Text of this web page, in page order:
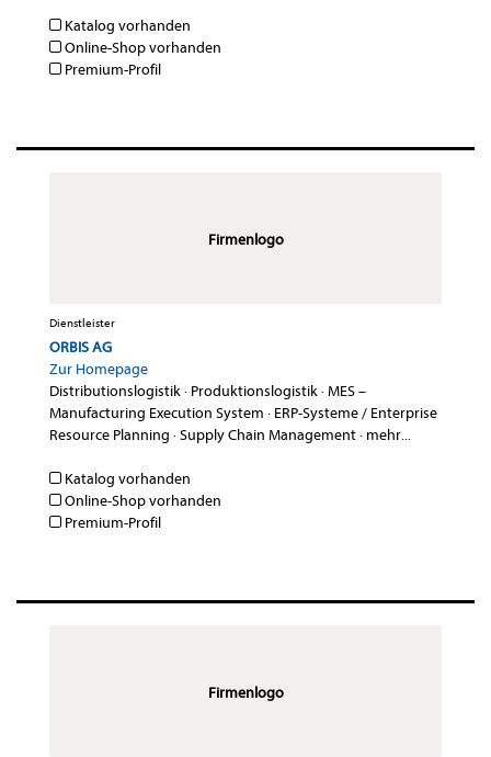
Katalog vorhanden
Online-Shop vorhanden
Premium-Profil
Firmenlogo
Dienstleister
ORBIS AG
Zur Homepage
Distributionslogistik· Produktionslogistik·MES –
Manufacturing Execution System · ERP-Systeme / Enterprise
Resource Planning ·Supply Chain Management· mehr...
Katalog vorhanden
Online-Shop vorhanden
Premium-Profil
Firmenlogo